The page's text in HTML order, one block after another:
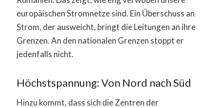
europäischen Stromnetze sind. Ein Überschuss an
Strom, der ausweicht, bringt die Leitungen an ihre
Grenzen. An den nationalen Grenzen stoppt er
jedenfalls nicht.
Höchstspannung: Von Nord nach Süd
Hinzu kommt, dass sich die Zentren der